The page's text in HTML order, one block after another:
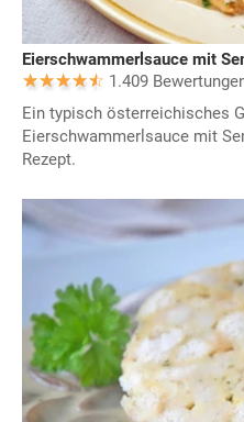
Eierschwammerlsauce mit
1.409
Ein typisch österreichisches
Eierschwammerlsauce mit
Rezept.